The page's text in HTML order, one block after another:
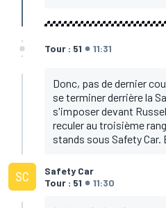
Tour : 51 11:31
Donc, pas de dernier
se terminer derrière la
s'imposer devant
reculer au troisième
stands sous Safety Car.
Safety Car
Tour : 51
11:30